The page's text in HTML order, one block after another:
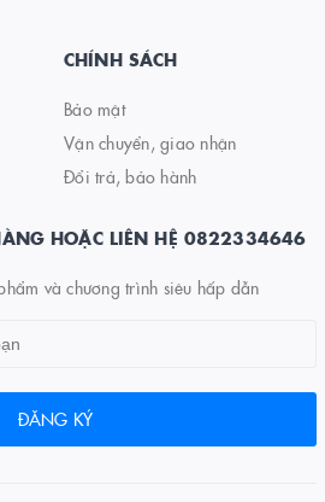
CHÍNH SÁCH
Bảo mật
Vận chuyển, giao nhận
Đổi trả, bảo hành
HOẶC LIÊN HỆ 0822334646
và chương trình siêu hấp dẫn
ĐĂNG KÝ